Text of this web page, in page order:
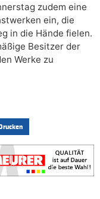
zudem eine
ein, die
in die Hände fielen.
Besitzer der
Werke zu
Drucken